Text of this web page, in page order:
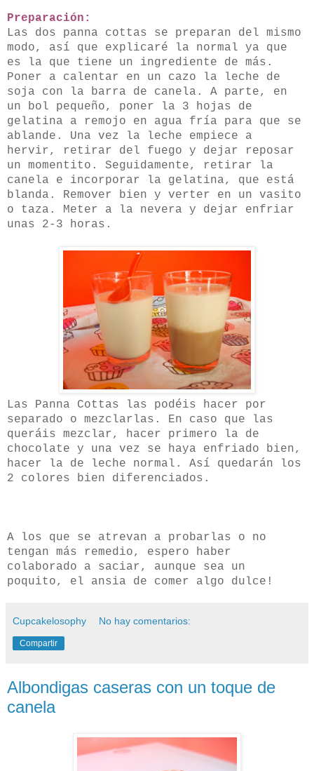
Preparación:
Las dos panna cottas se preparan del mismo
modo, así que explicaré la normal ya que
es la que tiene un ingrediente de más.
Poner a calentar en un cazo la leche de
soja con la barra de canela. A parte, en
un bol pequeño, poner la 3 hojas de
gelatina a remojo en agua fría para que se
ablande. Una vez la leche empiece a
hervir, retirar del fuego y dejar reposar
un momentito. Seguidamente, retirar la
canela e incorporar la gelatina, que está
blanda. Remover bien y verter en un vasito
o taza. Meter a la nevera y dejar enfriar
unas 2-3 horas.
Las Panna Cottas las podéis hacer por
separado o mezclarlas. En caso que las
queráis mezclar, hacer primero la de
chocolate y una vez se haya enfriado bien,
hacer la de leche normal. Así quedarán los
2 colores bien diferenciados.
A los que se atrevan a probarlas o no
tengan más remedio, espero haber
colaborado a saciar, aunque sea un
poquito, el ansia de comer algo dulce!
Cupcakelosophy No hay comentarios:
Compartir
Albondigas caseras con un toque de
canela